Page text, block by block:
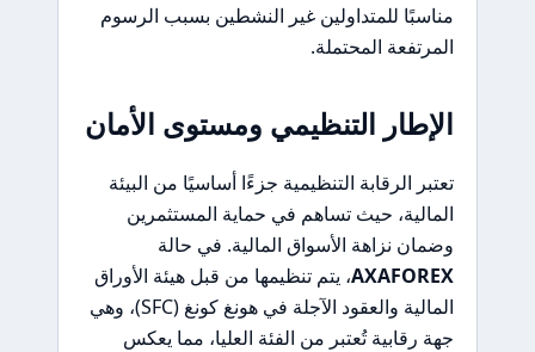
مناسبًا للمتداولين غير النشطين بسبب الرسوم
المرتفعة المحتملة.
الإطار التنظيمي ومستوى الأمان
تعتبر الرقابة التنظيمية جزءًا أساسيًا من البيئة
المالية، حيث تساهم في حماية المستثمرين
وضمان نزاهة الأسواق المالية. في حالة
AXAFOREX، يتم تنظيمها من قبل هيئة الأوراق
المالية والعقود الآجلة في هونغ كونغ (SFC)، وهي
جهة رقابية تُعتبر من الفئة العليا، مما يعكس